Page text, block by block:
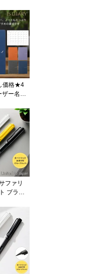
帳 JSダ
間 バーチ
ル便送料
月始まり
日から使
アリー後
応
価格★4
ザー名入
帳 JSダ
開き1ヶ月
便送料無
始まり 旧
継品 翌
ファリ
ブラッ
ップ メ
【おまけ
ッジ付
日配送